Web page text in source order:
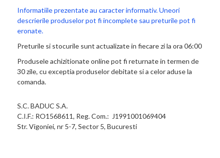
Informatiile prezentate au caracter informativ. Uneori
descrierile produselor pot fi incomplete sau preturile pot fi
eronate.
Preturile si stocurile sunt actualizate in fiecare zi la ora 06:00
Produsele achizitionate online pot fi returnate in termen de
30 zile, cu exceptia produselor debitate si a celor aduse la
comanda.
S.C. BADUC S.A.
C.I.F.: RO1568611, Reg. Com.: J1991001069404
Str. Vigoniei, nr 5-7, Sector 5, Bucuresti